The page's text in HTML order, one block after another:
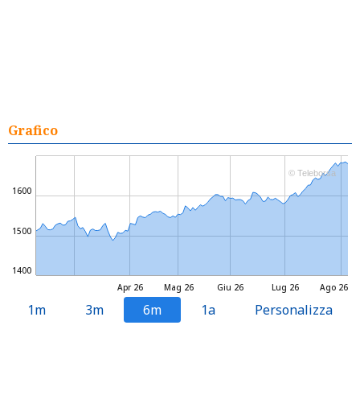
Grafico
Mag 26 Lug 26
Apr 26 Giu 26 Ago 26
1400
1500
1600
© Teleborsa
1m 3m 6m 1a Personalizza